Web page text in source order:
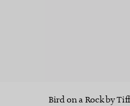
Bird on a Rock by